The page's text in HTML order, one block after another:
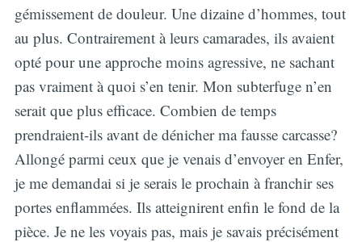
gémissement de douleur. Une dizaine d’hommes, tout
au plus. Contrairement à leurs camarades, ils avaient
opté pour une approche moins agressive, ne sachant
pas vraiment à quoi s’en tenir. Mon subterfuge n’en
serait que plus efficace. Combien de temps
prendraient-ils avant de dénicher ma fausse carcasse?
Allongé parmi ceux que je venais d’envoyer en Enfer,
je me demandai si je serais le prochain à franchir ses
portes enflammées. Ils atteignirent enfin le fond de la
pièce. Je ne les voyais pas, mais je savais précisément